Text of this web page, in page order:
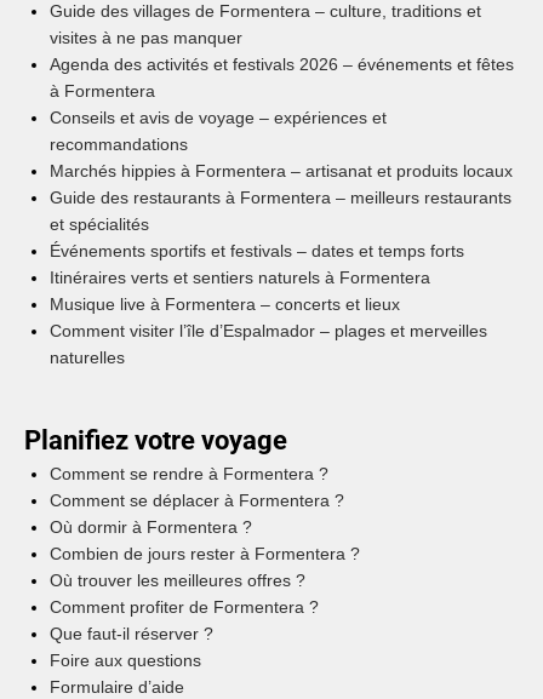
Guide des villages de Formentera – culture, traditions et
visites à ne pas manquer
Agenda des activités et festivals 2026 – événements et fêtes
à Formentera
Conseils et avis de voyage – expériences et
recommandations
Marchés hippies à Formentera – artisanat et produits locaux
Guide des restaurants à Formentera – meilleurs restaurants
et spécialités
Événements sportifs et festivals – dates et temps forts
Itinéraires verts et sentiers naturels à Formentera
Musique live à Formentera – concerts et lieux
Comment visiter l’île d’Espalmador – plages et merveilles
naturelles
Planifiez votre voyage
Comment se rendre à Formentera ?
Comment se déplacer à Formentera ?
Où dormir à Formentera ?
Combien de jours rester à Formentera ?
Où trouver les meilleures offres ?
Comment profiter de Formentera ?
Que faut-il réserver ?
Foire aux questions
Formulaire d’aide